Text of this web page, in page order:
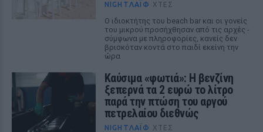
NIGHTΛΆΙΦ ΧΤΕΣ
Ο ιδιοκτήτης του beach bar και οι γονείς
του μικρού προσήχθησαν από τις αρχές -
σύμφωνα με πληροφορίες, κανείς δεν
βρισκόταν κοντά στο παιδί εκείνη την
ώρα
Καύσιμα «φωτιά»: Η βενζίνη
ξεπερνά τα 2 ευρώ το λίτρο
παρά την πτώση του αργού
πετρελαίου διεθνώς
NIGHTΛΆΙΦ ΧΤΕΣ